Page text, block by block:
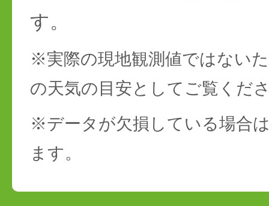
す。
※実際の現地観測値ではない
の天気の目安としてご覧くだ
※データが欠損している場合
ます。